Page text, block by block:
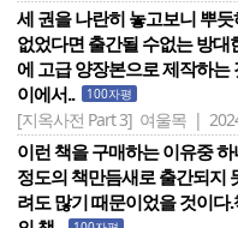
세 권을 나란히 놓고보니 뿌
없었다면 출간될 수없는 방대
에 고급 양장본으로 제작하는
이에서..
100자평
[지옥사전 Part 3] 여울목 |
이런 책을 구매하는 이유중
정도의 책만듬새로 출간되지
려도 많기 때문이었을 것이